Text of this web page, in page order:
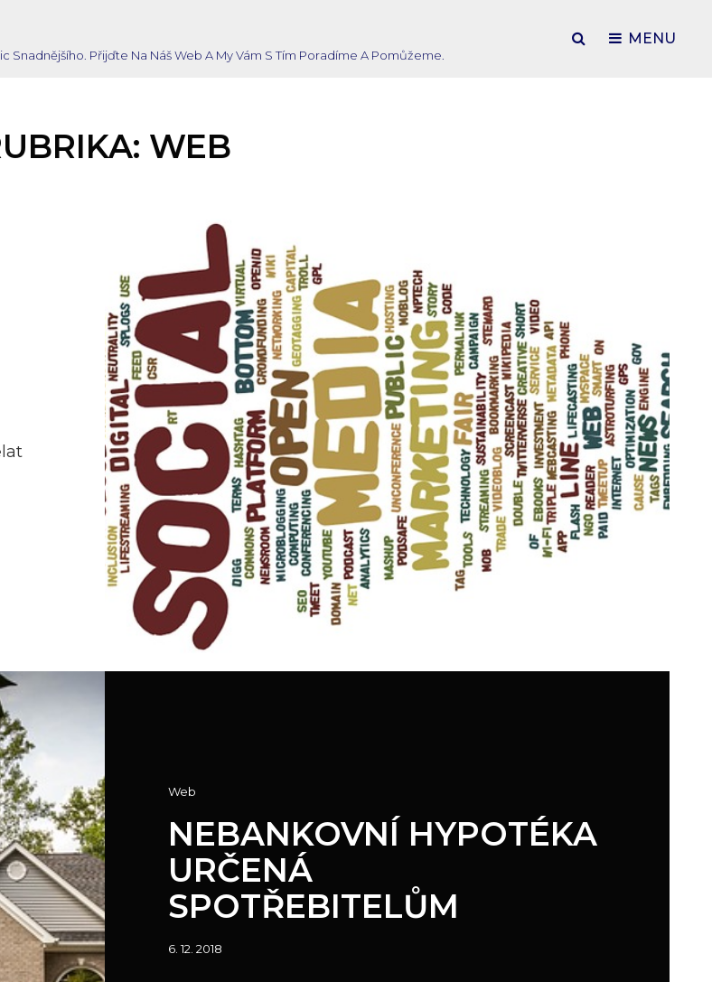
Snadnějšího. Přijďte Na Náš Web A My Vám S Tím Poradíme A Pomůžeme.
SEARCH
MENU
WEB
Cat
Web
NEBANKOVNÍ HYPOTÉKA
URČENÁ
SPOTŘEBITELŮM
Posted
6. 12. 2018